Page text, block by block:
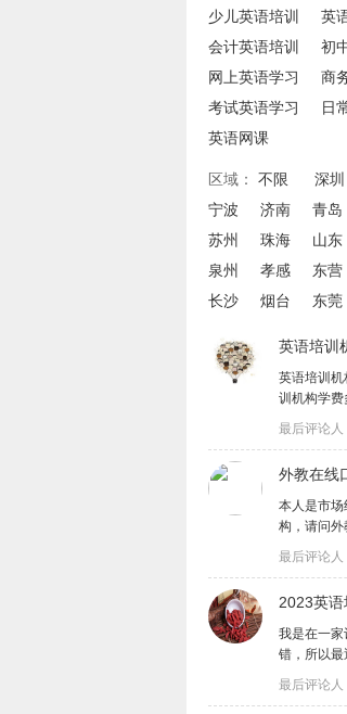
少儿英语培训
英
会计英语培训
初
网上英语学习
商
考试英语学习
日
英语网课
区域： 不限 深圳
宁波
济南 青岛
苏州
珠海 山东
泉州
孝感 东营
长沙
烟台 东莞
英语培训
英语培训
训机构学费
最后评论
外教在线
本人是市
构，请问外
最后评论人
2023英
我是在一
错，所以最
最后评论人